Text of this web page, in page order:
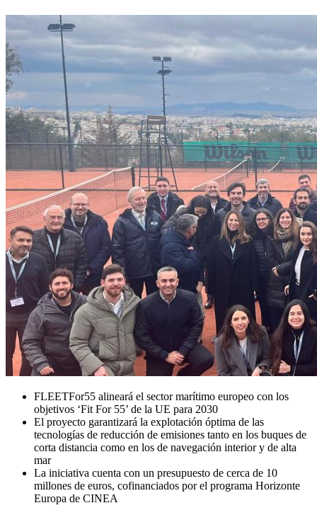
FLEETFor55 alineará el sector marítimo europeo con los
objetivos ‘Fit For 55’ de la UE para 2030
El proyecto garantizará la explotación óptima de las
tecnologías de reducción de emisiones tanto en los buques de
corta distancia como en los de navegación interior y de alta
mar
La iniciativa cuenta con un presupuesto de cerca de 10
millones de euros, cofinanciados por el programa Horizonte
Europa de CINEA